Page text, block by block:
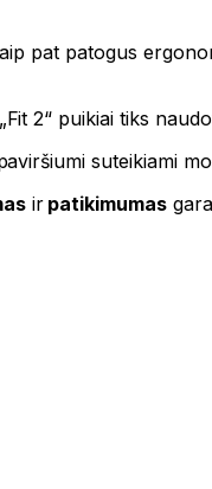
pat patogus
2“ puikiai tiks
suteikiami
irpatikimumas